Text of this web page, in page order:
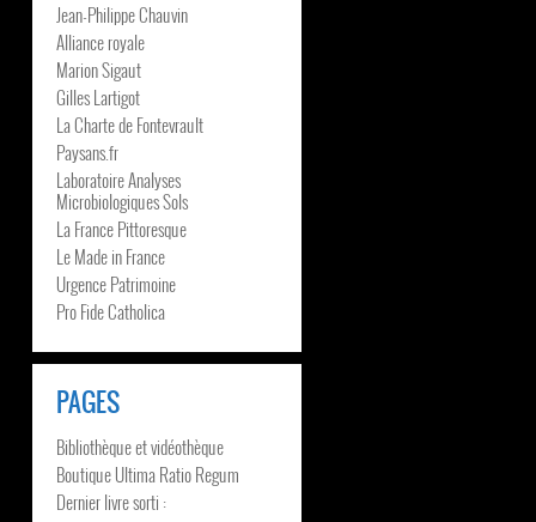
Jean-Philippe Chauvin
Alliance royale
Marion Sigaut
Gilles Lartigot
La Charte de Fontevrault
Paysans.fr
Laboratoire Analyses
Microbiologiques Sols
La France Pittoresque
Le Made in France
Urgence Patrimoine
Pro Fide Catholica
PAGES
Bibliothèque et vidéothèque
Boutique Ultima Ratio Regum
Dernier livre sorti :